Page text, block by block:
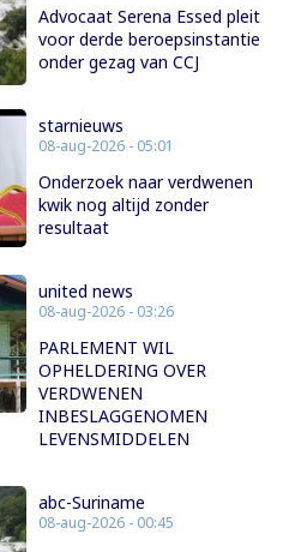
Advocaat Serena Essed pleit
voor derde beroepsinstantie
onder gezag van CCJ
starnieuws
08-aug-2026 - 05:01
Onderzoek naar verdwenen
kwik nog altijd zonder
resultaat
united news
08-aug-2026 - 03:26
PARLEMENT WIL
OPHELDERING OVER
VERDWENEN
INBESLAGGENOMEN
LEVENSMIDDELEN
abc-Suriname
08-aug-2026 - 00:45